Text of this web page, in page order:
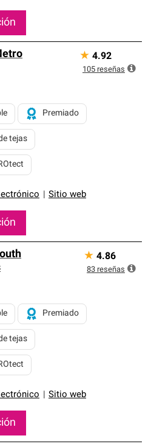
Sitio web
Premiado
tejas
★ 4.92
105 reseñas
Sitio web
Premiado
tejas
★ 4.86
83 reseñas